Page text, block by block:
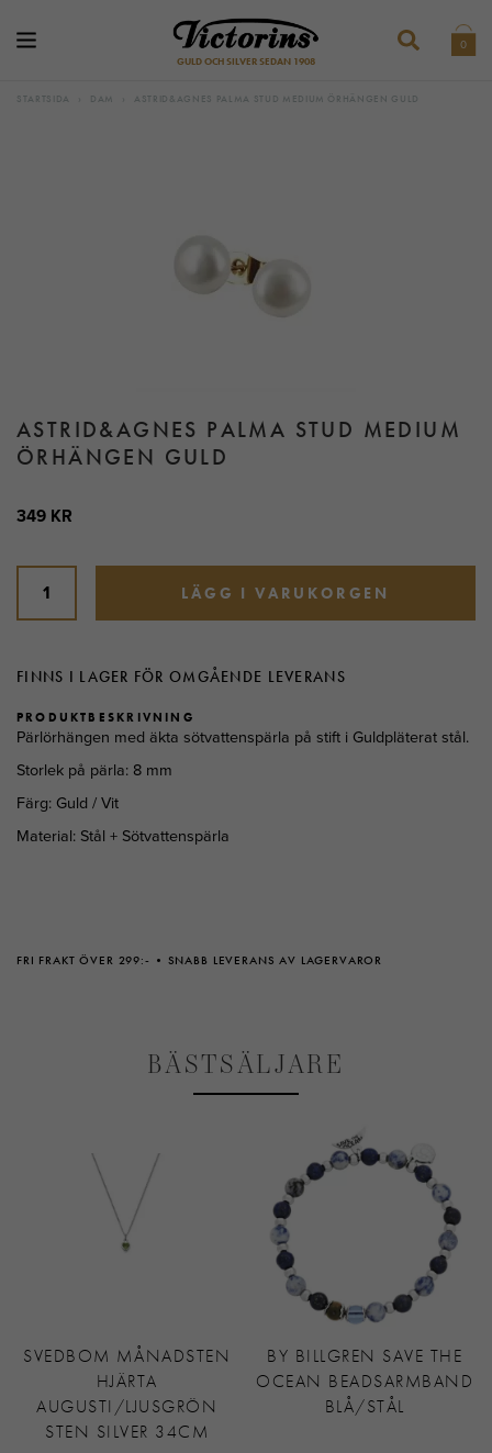
GULD OCH SILVER SEDAN 1908
0
STARTSIDA DAM ASTRID&AGNES PALMA STUD MEDIUM ÖRHÄNGEN GULD
ASTRID&AGNES PALMA STUD MEDIUM
ÖRHÄNGEN GULD
PRODUKTBESKRIVNING
Pärlörhängen med äkta sötvattenspärla på stift i Guldpläterat stål.
Storlek på pärla: 8 mm
Färg: Guld / Vit
Material: Stål + Sötvattenspärla
349 KR
LÄGG I VARUKORGEN
FINNS I LAGER FÖR OMGÅENDE LEVERANS
FRI FRAKT ÖVER 299:- SNABB LEVERANS AV LAGERVAROR
BÄSTSÄLJARE
SVEDBOM MÅNADSTEN
HJÄRTA
AUGUSTI/LJUSGRÖN
STEN SILVER 34CM
BY BILLGREN SAVE THE
OCEAN BEADSARMBAND
BLÅ/STÅL